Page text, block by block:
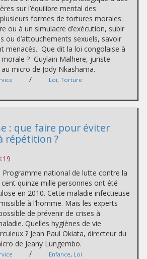
sur l’équilibre mental des
formes de tortures morales:
ou à un simulacre d’exécution, subir
ou d’attouchements sexuels, savoir
menacés. Que dit la loi congolaise à
? Guylain Malhere, juriste
micro de Jody Nkashama.
/ Loi, Torture
: que faire pour éviter
répétition ?
Programme national de lutte contre la
quinze mille personnes ont été
en 2010. Cette maladie infectieuse
à l’homme. Mais les experts
de prévenir de crises à
Quelles hygiènes de vie
? Jean Paul Okiata, directeur du
de Jeany Lungembo.
/ Enfance, Loi